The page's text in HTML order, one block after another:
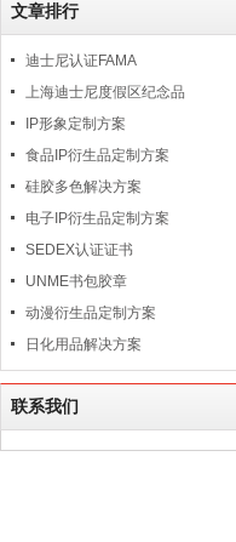
文章排行
迪士尼认证FAMA
上海迪士尼度假区纪念品
IP形象定制方案
食品IP衍生品定制方案
硅胶多色解决方案
电子IP衍生品定制方案
SEDEX认证证书
UNME书包胶章
动漫衍生品定制方案
日化用品解决方案
联系我们